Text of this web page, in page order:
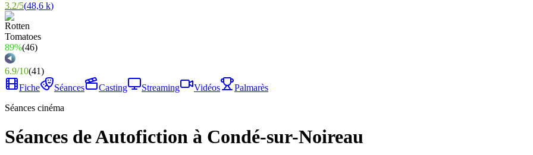
3.2/5(48,6 k)
89%(46)
6.9/10(41)
Fiche
Séances Casting Streaming Vidéos
Palmarès
Séances cinéma
Séances de Autofiction à Condé-sur-Noireau